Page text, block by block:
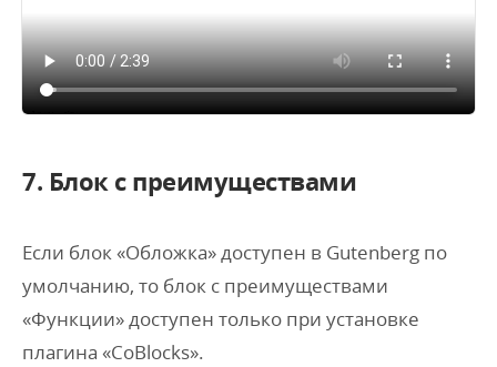
7. Блок с преимуществами
Если блок «Обложка» доступен в Gutenberg по
умолчанию, то блок с преимуществами
«Функции» доступен только при установке
плагина «CoBlocks».